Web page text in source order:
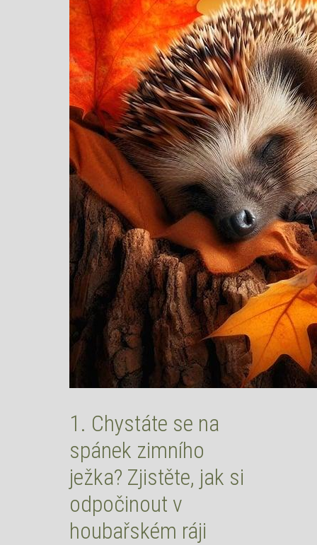
1. Chystáte se na
spánek zimního
ježka? Zjistěte, jak si
odpočinout v
houbařském ráji